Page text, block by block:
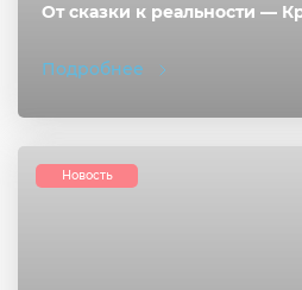
От сказки к реальности —
Подробнее
Новость